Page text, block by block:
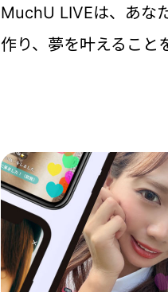
MuchU LIVEは、あな
作り、夢を叶えること